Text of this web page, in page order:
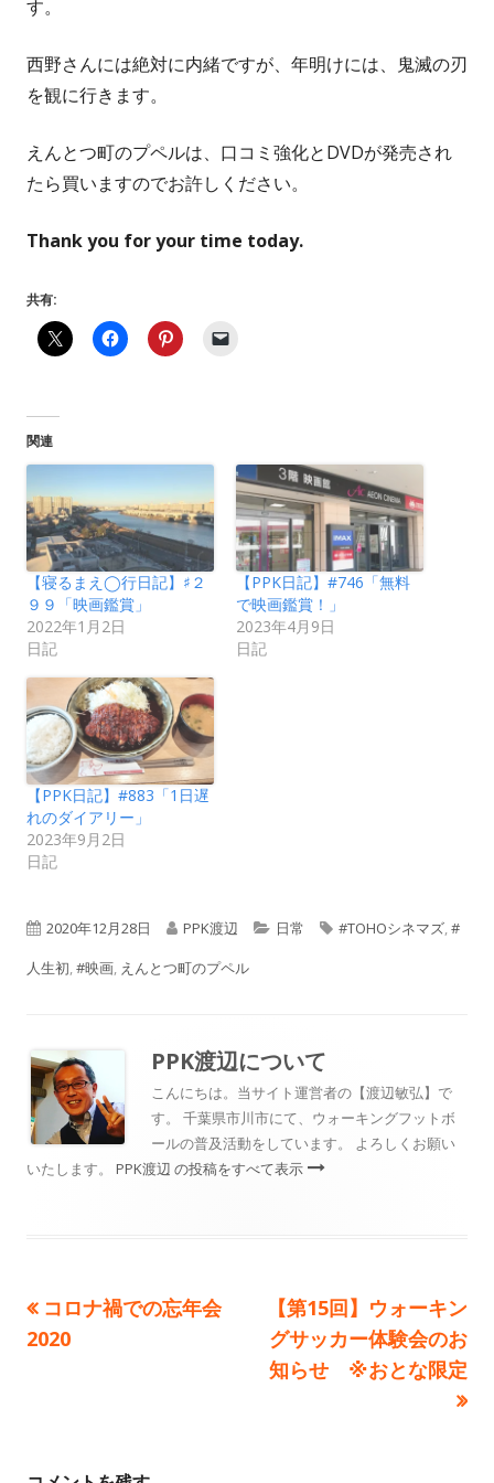
す。
西野さんには絶対に内緒ですが、年明けには、鬼滅の刃
を観に行きます。
えんとつ町のプペルは、口コミ強化とDVDが発売され
たら買いますのでお許しください。
Thank you for your time today.
共有:
関連
【寝るまえ◯行日記】♯２
９９「映画鑑賞」
2022年1月2日
日記
【PPK日記】#746「無料
で映画鑑賞！」
2023年4月9日
日記
【PPK日記】#883「1日遅
れのダイアリー」
2023年9月2日
日記
公
開
2020年12月28日
作
成
PPK渡辺
カ
ー
日常
タ
#TOHOシネマズ,#
人生初,#映画, えんとつ町のプペル
PPK渡辺について
こんにちは。当サイト運営者の【渡辺敏弘】で
す。 千葉県市川市にて、ウォーキングフットボ
ールの普及活動をしています。 よろしくお願い
いたします。 PPK渡辺 の投稿をすべて表示
投前
の
コロナ禍での忘年会
2020
次
の
記
【第15回】ウォーキン
グサッカー体験会のお
知らせ ※おとな限定